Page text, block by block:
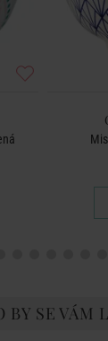
BY SE VÁM